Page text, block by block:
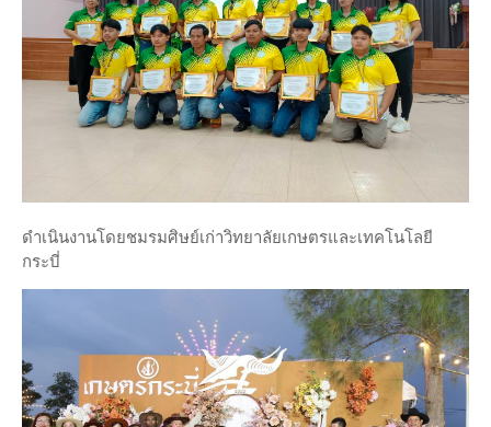
ดำเนินงานโดยชมรมศิษย์เก่าวิทยาลัยเกษตรและเทคโนโลยี
กระบี่